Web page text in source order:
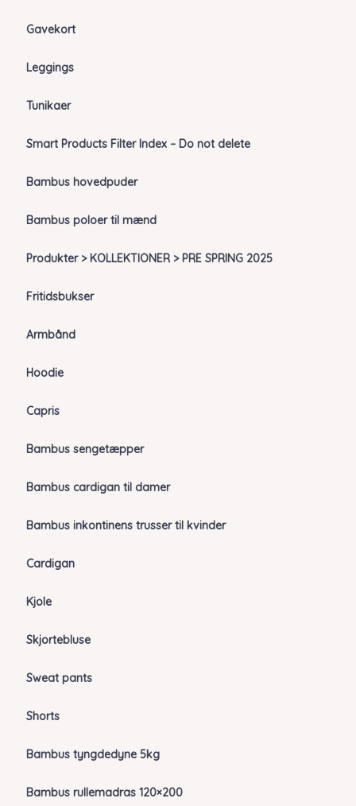
Gavekort
Leggings
Tunikaer
Smart Products Filter Index – Do not delete
Bambus hovedpuder
Bambus poloer til mænd
Produkter > KOLLEKTIONER > PRE SPRING 2025
Fritidsbukser
Armbånd
Hoodie
Capris
Bambus sengetæpper
Bambus cardigan til damer
Bambus inkontinens trusser til kvinder
Cardigan
Kjole
Skjortebluse
Sweat pants
Shorts
Bambus tyngdedyne 5kg
Bambus rullemadras 120×200